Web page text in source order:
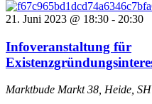
21. Juni 2023 @ 18:30 - 20:30
Infoveranstaltung für
Marktbude Markt 38, Heide, SH